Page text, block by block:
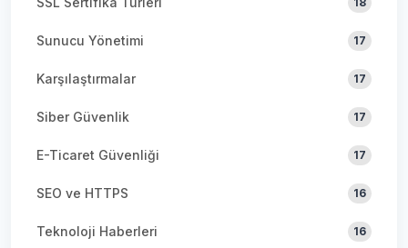
Sunucu Yönetimi 17
Karşılaştırmalar 17
Siber Güvenlik 17
E-Ticaret Güvenliği 17
SEO ve HTTPS 16
Teknoloji Haberleri 16